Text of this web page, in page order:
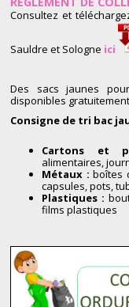
Consultez et
Sauldre et Sologne ici
Des sacs jaunes
disponibles
Consigne de tri bac
Cartons et
alimentaires,
Métaux : boîtes
capsules, pots,
Plastiques :
films plastiques